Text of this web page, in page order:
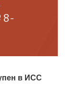
8-
в ИСС